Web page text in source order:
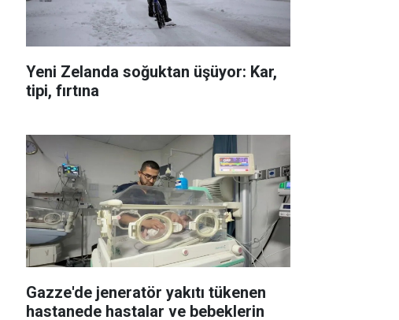
Yeni Zelanda soğuktan üşüyor: Kar,
tipi, fırtına
Gazze'de jeneratör yakıtı tükenen
hastanede hastalar ve bebeklerin